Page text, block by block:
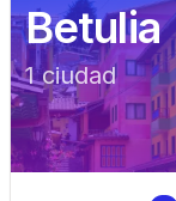
Betulia
1ciudad